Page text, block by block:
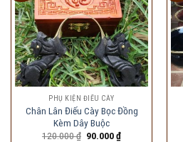
PHỤ KIỆN ĐIẾU CÀY
Chân Lân Điếu Cày Bọc Đồng
Kèm Dây Buộc
120.000₫ Giá
90.000₫Giá